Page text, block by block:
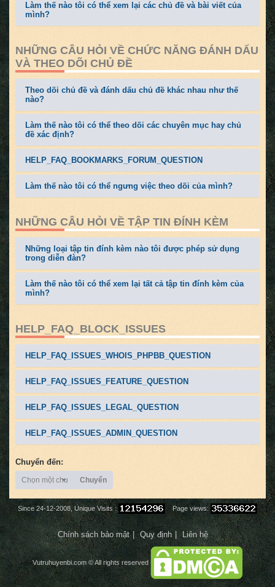
Làm thế nào tôi có thể xem lại các chủ đề và bài viết của
mình?
NHỮNG CÂU HỎI VỀ CHỨC NĂNG ĐÁNH DẤU
VÀ THEO DÕI CHỦ ĐỀ
Theo dõi chủ đề và đánh dấu chủ đề khác nhau như thế
nào?
Làm thế nào tôi có thể theo dõi các chuyên mục hay chủ
đề xác định?
HELP_FAQ_BOOKMARKS_FORUM_QUESTION
Làm thế nào tôi có thể ngưng việc theo dõi của mình?
NHỮNG CÂU HỎI VỀ TẬP TIN ĐÍNH KÈM
Những loại tập tin đính kèm nào tôi được phép sử dụng
trong diễn đàn?
Làm thế nào tôi có thể xem lại tất cả tập tin đính kèm của
mình?
HELP_FAQ_BLOCK_ISSUES
HELP_FAQ_ISSUES_WHOIS_PHPBB_QUESTION
HELP_FAQ_ISSUES_FEATURE_QUESTION
HELP_FAQ_ISSUES_LEGAL_QUESTION
HELP_FAQ_ISSUES_ADMIN_QUESTION
Chuyển đến:
Chọn một chuyên mục
Chuyển
Since 24-12-2008, Unique Visits : Page views:
Chính sách bảo mật Quy định Liên hệ
Vutruhuyenbi.com © All rights reserved